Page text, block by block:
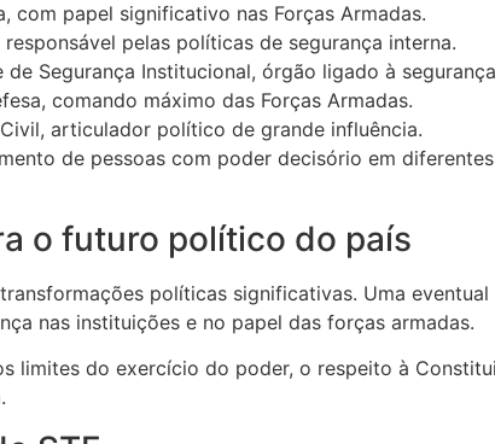
com papel significativo nas Forças Armadas.
pelas políticas de segurança interna.
Segurança Institucional, órgão ligado à
comando máximo das Forças Armadas.
articulador político de grande influência.
de pessoas com poder decisório em
o futuro político do país
políticas significativas. Uma
nas instituições e no papel das forças armadas.
limites do exercício do poder, o respeito à